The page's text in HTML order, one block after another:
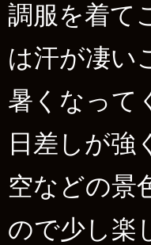
調服を着て
は汗が凄い
暑くなって
日差しが強
空などの景
ので少し楽